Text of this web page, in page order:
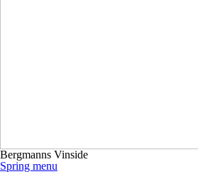
Bergmanns Vinside
Spring menu